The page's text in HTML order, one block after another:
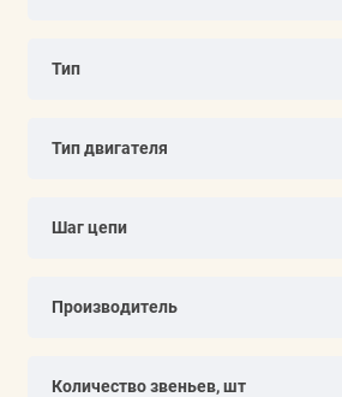
Тип
Тип двигателя
Шаг цепи
Производитель
Количество звеньев, шт